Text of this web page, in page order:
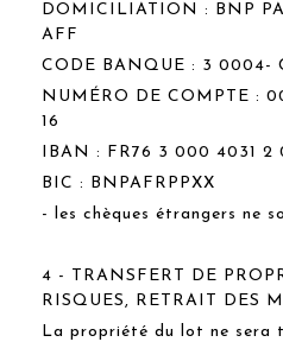
DOMICILIATION : BNP
AFF
CODE BANQUE : 3 0004-
NUMÉRO DE COMPTE :
16
IBAN : FR76 3 000 4031 2
BIC : BNPAFRPPXX
- les chèques étrangers ne
4 - TRANSFERT DE
RISQUES, RETRAIT DES
La propriété du lot ne sera